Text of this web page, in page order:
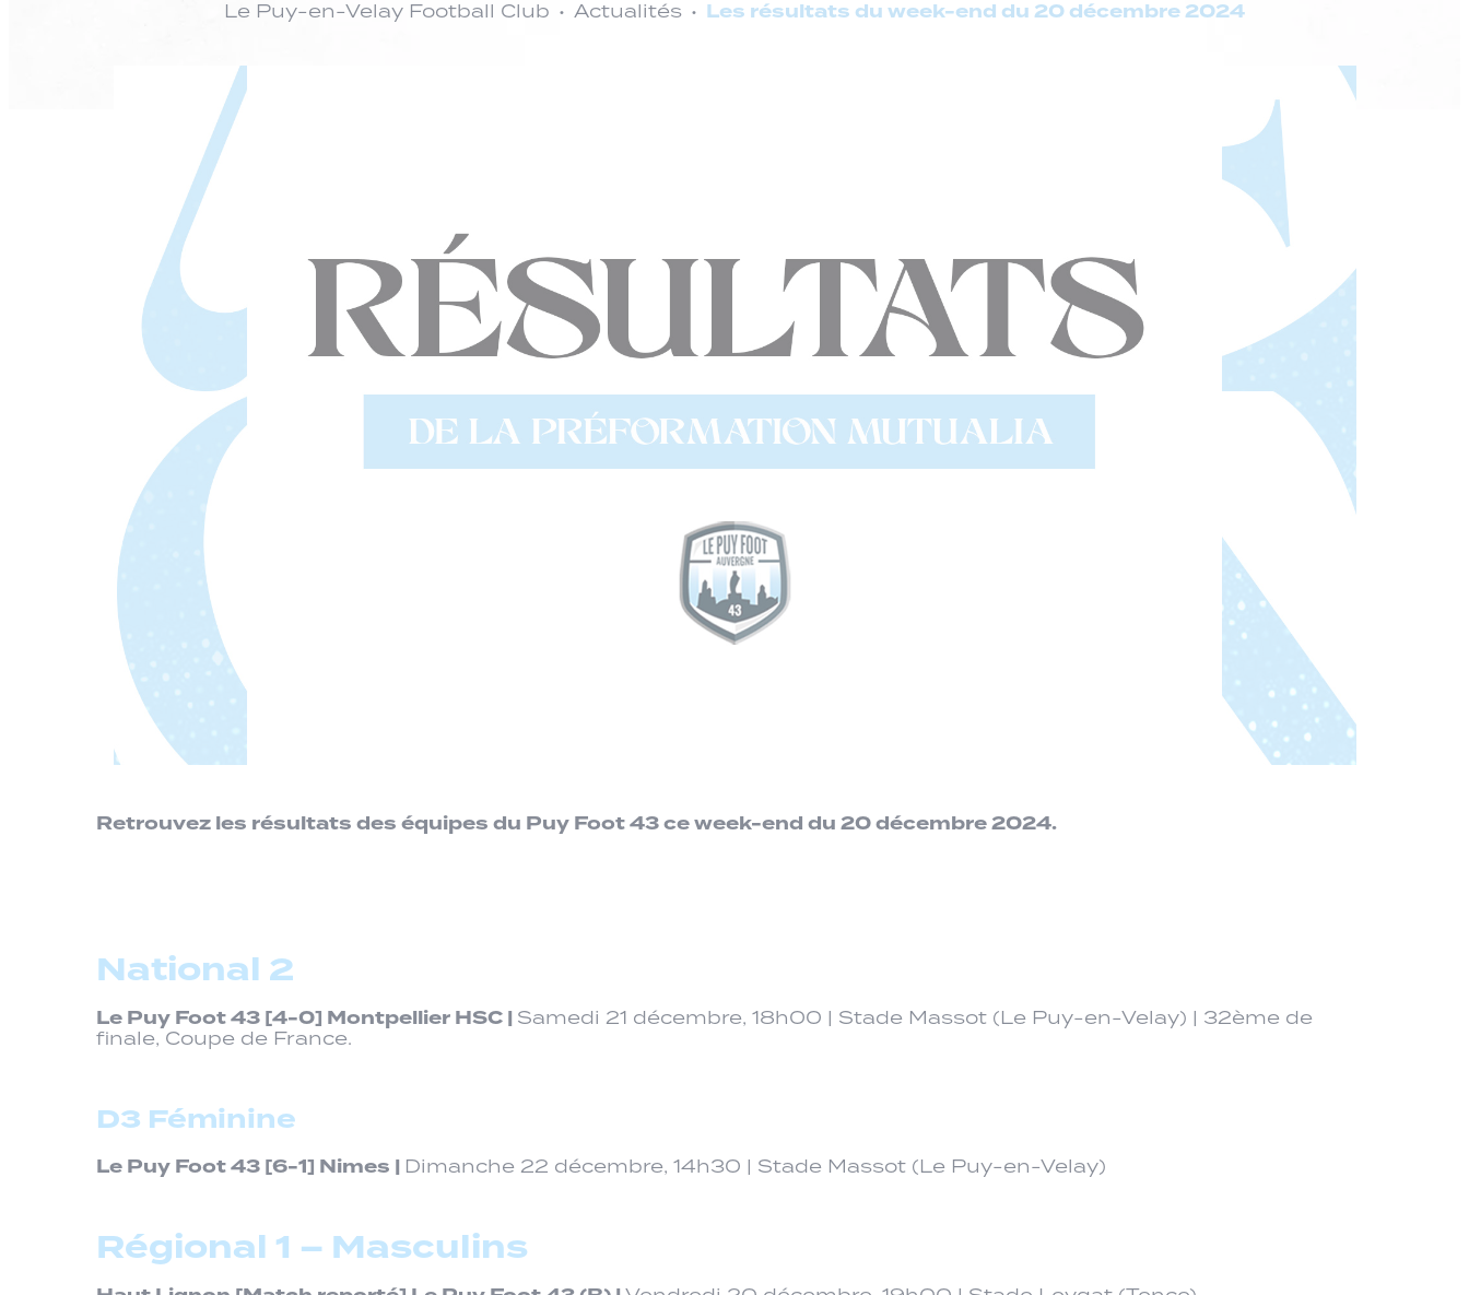
Le Puy-en-Velay Football Club Actualités Les résultats du week-end du 20 décembre 2024
Retrouvez les résultats des équipes du Puy Foot 43 ce week-end du 20 décembre 2024.
National 2
Le Puy Foot 43 [4-0] Montpellier HSC | Samedi 21 décembre, 18h00 | Stade Massot (Le Puy-en-Velay) | 32ème de
finale, Coupe de France.
D3 Féminine
Le Puy Foot 43 [6-1] Nimes | Dimanche 22 décembre, 14h30 | Stade Massot (Le Puy-en-Velay)
Régional 1 – Masculins